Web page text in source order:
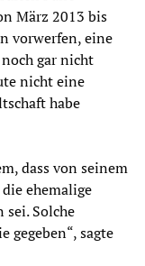
März 2013 bis
vorwerfen, eine
gar nicht
nicht eine
habe
dass von seinem
ehemalige
sei. Solche
gegeben“, sagte